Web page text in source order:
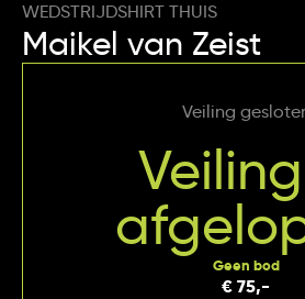
WEDSTRIJDSHIRT THUIS
Maikel van Zeist
Veiling
Geen bod
€ 75,-